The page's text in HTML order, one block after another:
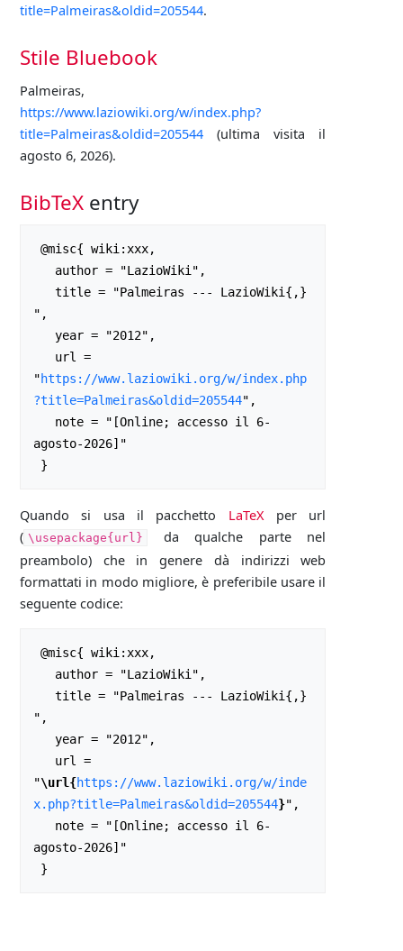
title=Palmeiras&oldid=205544.
Stile Bluebook
Palmeiras,
https://www.laziowiki.org/w/index.php?
title=Palmeiras&oldid=205544 (ultima visita il
agosto 6, 2026).
BibTeX entry
",
"https://www.laziowiki.org/w/index.php
?title=Palmeiras&oldid=205544",
agosto-2026]"
Quando si usa il pacchetto LaTeXper url
( \usepackage{url}
da qualche parte nel
preambolo) che in genere dà indirizzi web
formattati in modo migliore, è preferibile usare il
seguente codice:
",
"\url{https://www.laziowiki.org/w/inde
x.php?title=Palmeiras&oldid=205544}",
agosto-2026]"